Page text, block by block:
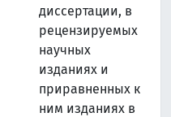
диссертации, в
рецензируемых
научных
изданиях и
приравненных к
ним изданиях в